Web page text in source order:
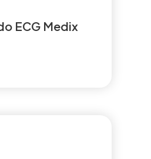
ECG Medix